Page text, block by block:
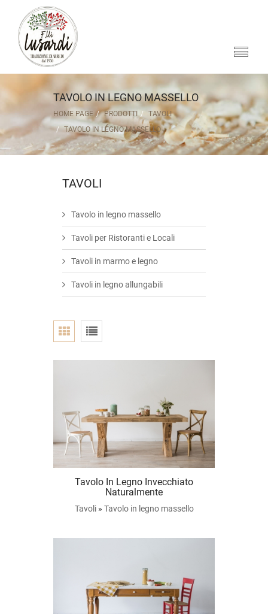
TAVOLO IN LEGNO MASSELLO
HOME PAGE PRODOTTI
TAVOLI
TAVOLO IN LEGNO MASSELLO
TAVOLI
Tavolo in legno massello
Tavoli per Ristoranti e Locali
Tavoli in marmo e legno
Tavoli in legno allungabili
Tavolo In Legno Invecchiato
Naturalmente
Tavoli» Tavolo in legno massello